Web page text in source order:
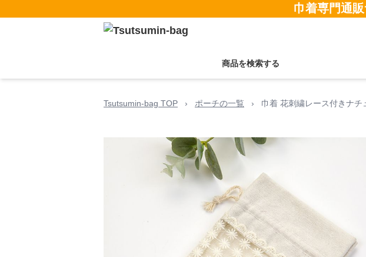
巾着専門通
商品を検索する
Tsutsumin-bag TOP › ポーチの一覧 › 巾着 花刺繍レース付きナ